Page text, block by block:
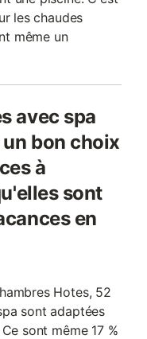
les chaudes
même un
avec spa
bon choix
à
sont
en
Hotes, 52
sont adaptées
sont même 17 %